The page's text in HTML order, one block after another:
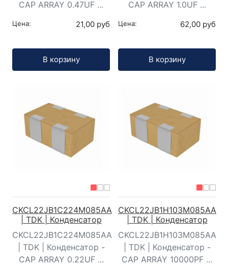
CAP ARRAY 0.47UF ...
Цена: 21,00 руб
В корзину
CAP ARRAY 1.0UF ...
Цена: 62,00 руб
В корзину
CKCL22JB1C224M085AA
| TDK | Конденсатор
CKCL22JB1C224M085AA
| TDK | Конденсатор -
CAP ARRAY 0.22UF ...
CKCL22JB1H103M085AA
| TDK | Конденсатор
CKCL22JB1H103M085AA
| TDK | Конденсатор -
CAP ARRAY 10000PF ...